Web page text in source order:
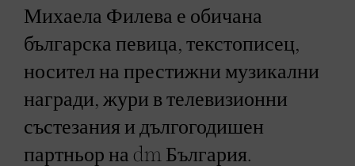
Михаела Филева е обичана
българска певица, текстописец,
носител на престижни музикални
награди, жури в телевизионни
състезания и дългогодишен
партньор на dm България.